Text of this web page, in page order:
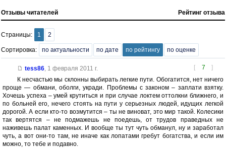
Отзывы читателей Рейтинг отзыва
Страницы: 1 2
Сортировка: по актуальности по дате по рейтингу по оценке
[ 7 ]
tess86, 1 февраля 2011 г.
К несчастью мы склонны выбирать легкие пути. Обогатится, нет ничего
проще — обмани, оболги, укради. Проблемы с законом – заплати взятку.
Хочешь успеха – умей крутиться и при случае локтем оттолкни ближнего, и
по больней его, нечего стоять на пути у серьезных людей, идущих легкой
дорогой. А если кто-то возмутится – ты не виноват, это мир такой. Колесики
так вертятся – не подмажешь не поедешь, от трудов праведных не
наживешь палат каменных. И вообще ты тут чуть обманул, ну и заработал
чуть, а вот они-то там, не иначе как лопатами гребут богатства, и если им
можно, то тебе и подавно.